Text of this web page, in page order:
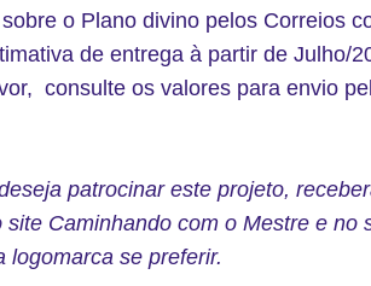
o Plano divino pelos Correios
de entrega à partir de Julho/
consulte os valores para envio
patrocinar este projeto,
Caminhando com o Mestre e no
logomarca se preferir.